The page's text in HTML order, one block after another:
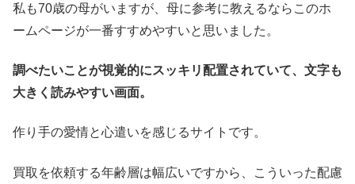
私も70歳の母がいますが、母に参考に教えるならこのホ
ームページが一番すすめやすいと思いました。
調べたいことが視覚的にスッキリ配置されていて、文字も
大きく読みやすい画面。
作り手の愛情と心遣いを感じるサイトです。
買取を依頼する年齢層は幅広いですから、こういった配慮